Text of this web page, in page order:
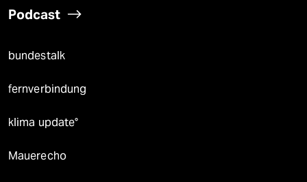
Podcast
bundestalk
fernverbindung
klima update°
Mauerecho